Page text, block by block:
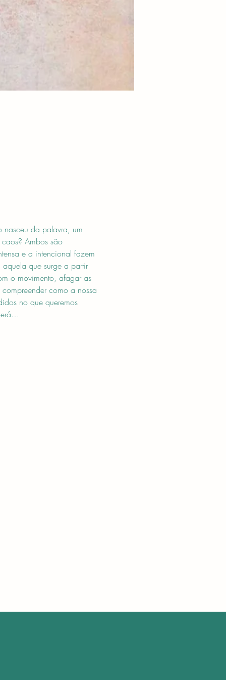
nasceu da palavra, um
Ambos são
e a intencional fazem
que surge a partir
o movimento, afagar as
como a nossa
no que queremos